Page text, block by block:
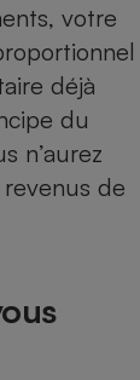
votre
déjà
du
n’aurez
de